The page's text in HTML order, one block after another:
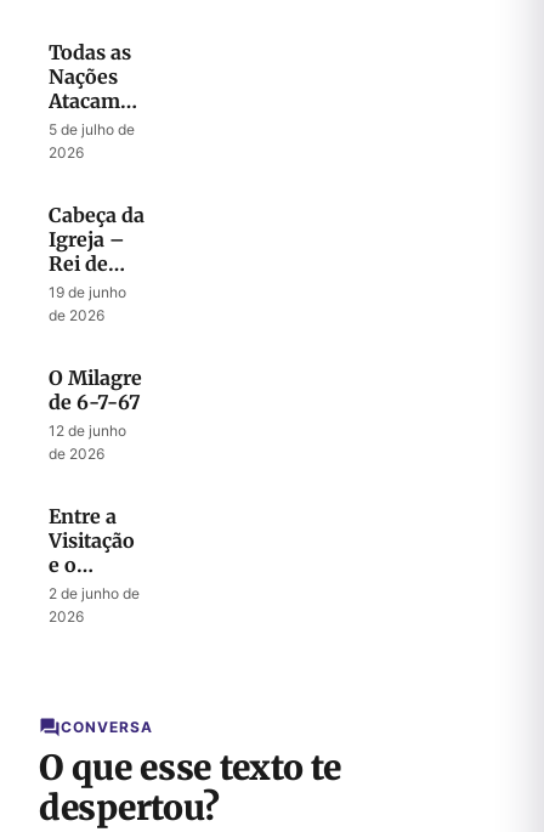
Todas as
Nações
Atacam
Jerusalém
5 de julho de
2026
Cabeça da
Igreja –
Rei de
Israel
19 de junho
de 2026
O Milagre
de 6-7-67
12 de junho
de 2026
Entre a
Visitação
e o
Julgamento:
A
de
Sodoma
2 de junho de
2026
CONVERSA
O que esse texto te
despertou?